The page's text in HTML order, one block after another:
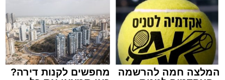
תגים:אשדוד, מעגלים, דודי קאליש
המלצה חמה להרשמה
מחפשים לקנות דירה?